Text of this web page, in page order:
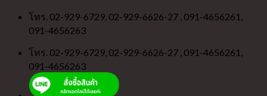
Skip
content
โทร. 02-929-6729, 02-929-6626-27 , 091-4656261,
091-4656263
โทร. 02-929-6729, 02-929-6626-27 , 091-4656261,
091-4656263